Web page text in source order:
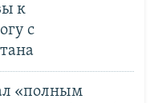
к
с
«полным